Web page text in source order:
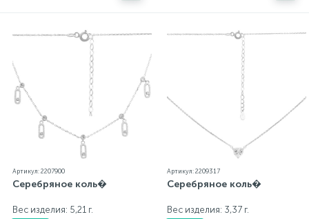
Артикул: 2207900
Серебряное коль�
Вес изделия: 5,21 г.
Артикул: 2209317
Серебряное коль�
Вес изделия: 3,37 г.